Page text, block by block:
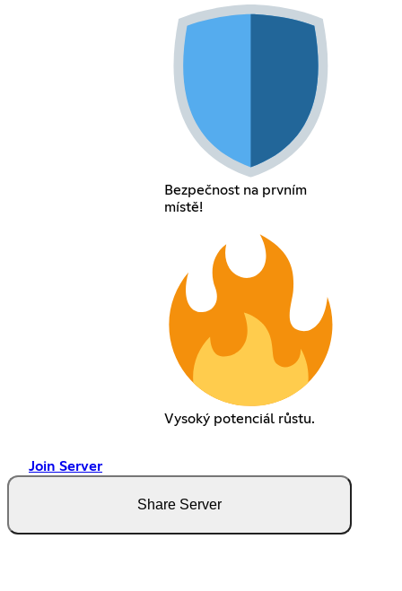
Bezpečnost na prvním
místě!
Vysoký potenciál růstu.
Join Server
Share Server